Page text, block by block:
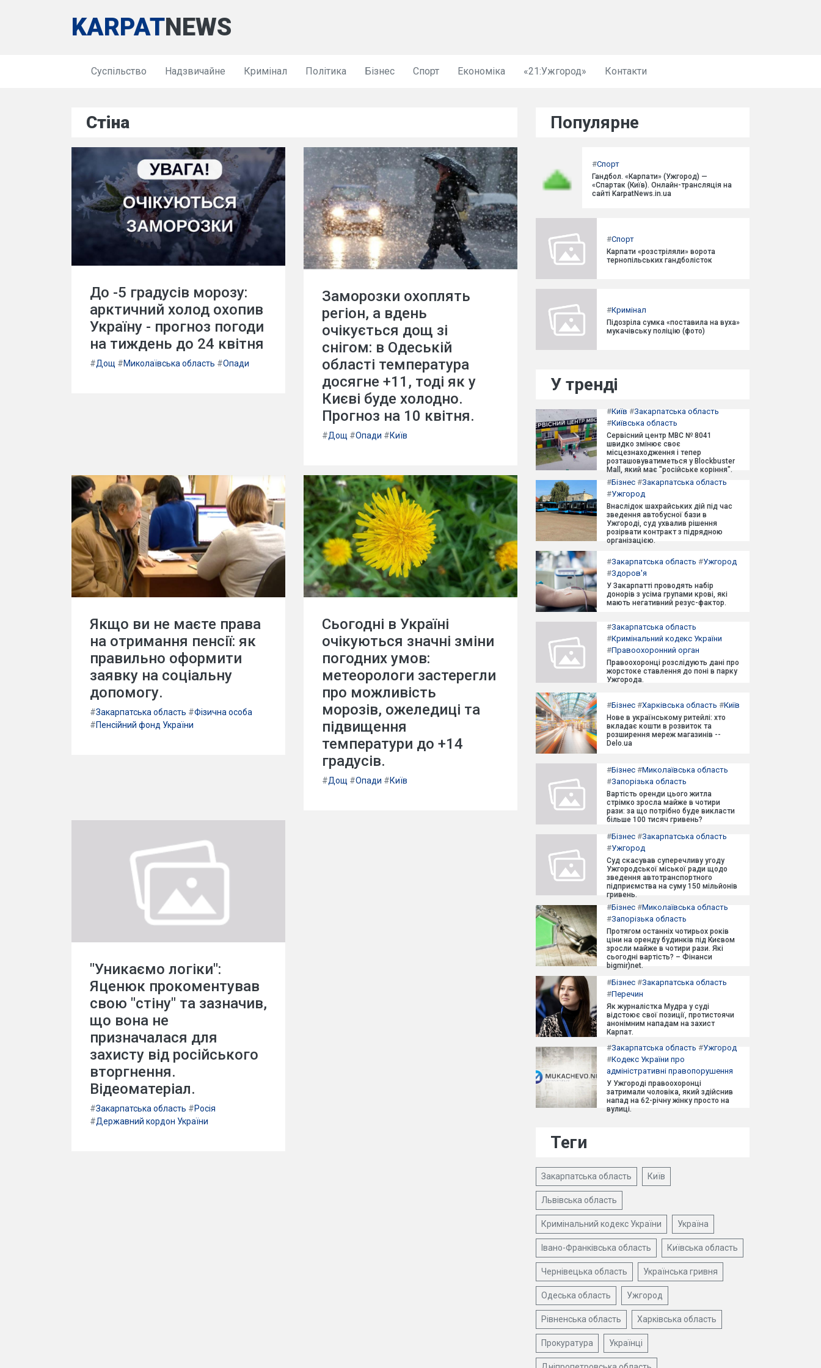
KARPATNEWS
Суспільство Надзвичайне Кримінал Політика Бізнес Спорт Економіка «21:Ужгород» Контакти
Стіна
До -5 градусів морозу:
арктичний холод охопив
Україну - прогноз погоди
на тиждень до 24 квітня
#Дощ #Миколаївська область #Опади
Заморозки охоплять
регіон, а вдень
очікується дощ зі
снігом: в Одеській
області температура
досягне +11, тоді як у
Києві буде холодно.
Прогноз на 10 квітня.
#Дощ #Опади #Київ
Якщо ви не маєте права
на отримання пенсії: як
правильно оформити
заявку на соціальну
допомогу.
#Закарпатська область #Фізична особа
#Пенсійний фонд України
Сьогодні в Україні
очікуються значні зміни
погодних умов:
метеорологи застерегли
про можливість
морозів, ожеледиці та
підвищення
температури до +14
градусів.
#Дощ #Опади #Київ
"Уникаємо логіки":
Яценюк прокоментував
свою "стіну" та зазначив,
що вона не
призначалася для
захисту від російського
вторгнення.
Відеоматеріал.
#Закарпатська область #Росія
#Державний кордон України
Популярне
#Спорт
Гандбол. «Карпати» (Ужгород) —
«Спартак (Київ). Онлайн-трансляція на
сайті KarpatNews.in.ua
#Спорт
Карпати «розстріляли» ворота
тернопільських гандболісток
#Кримінал
Підозріла сумка «поставила на вуха»
мукачівську поліцію (фото)
У тренді
#Київ #Закарпатська область
#Київська область
Сервісний центр МВС № 8041
швидко змінює своє
місцезнаходження і тепер
розташовуватиметься у Blockbuster
Mall, який має "російське коріння".
#Бізнес #Закарпатська область
#Ужгород
Внаслідок шахрайських дій під час
зведення автобусної бази в
Ужгороді, суд ухвалив рішення
розірвати контракт з підрядною
організацією.
#Закарпатська область #Ужгород
#Здоров'я
У Закарпатті проводять набір
донорів з усіма групами крові, які
мають негативний резус-фактор.
#Закарпатська область
#Кримінальний кодекс України
#Правоохоронний орган
Правоохоронці розслідують дані про
жорстоке ставлення до поні в парку
Ужгорода.
#Бізнес #Харківська область #Київ
Нове в українському ритейлі: хто
вкладає кошти в розвиток та
розширення мереж магазинів --
Delo.ua
#Бізнес #Миколаївська область
#Запорізька область
Вартість оренди цього житла
стрімко зросла майже в чотири
рази: за що потрібно буде викласти
більше 100 тисяч гривень?
#Бізнес #Закарпатська область
#Ужгород
Суд скасував суперечливу угоду
Ужгородської міської ради щодо
зведення автотранспортного
підприємства на суму 150 мільйонів
гривень.
#Бізнес #Миколаївська область
#Запорізька область
Протягом останніх чотирьох років
ціни на оренду будинків під Києвом
зросли майже в чотири рази. Які
сьогодні вартість? – Фінанси
bigmir)net.
#Бізнес #Закарпатська область
#Перечин
Як журналістка Мудра у суді
відстоює свої позиції, протистоячи
анонімним нападам на захист
Карпат.
#Закарпатська область #Ужгород
#Кодекс України про
адміністративні правопорушення
У Ужгороді правоохоронці
затримали чоловіка, який здійснив
напад на 62-річну жінку просто на
вулиці.
Теги
Закарпатська область Київ
Львівська область
Кримінальний кодекс України Україна
Івано-Франківська область Київська область
Чернівецька область Українська гривня
Одеська область Ужгород
Рівненська область Харківська область
Прокуратура Українці